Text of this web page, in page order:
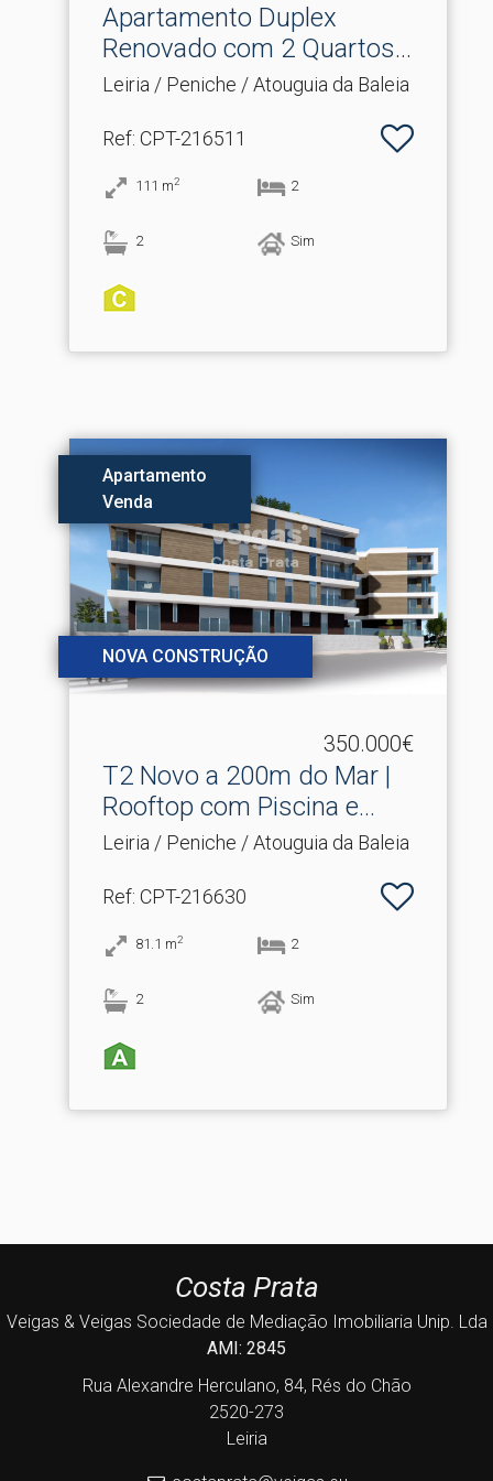
Apartamento Duplex
Renovado com 2 Quartos
e G.​..
Leiria / Peniche / Atouguia da Baleia
Ref: CPT-216511
111 m2 2
2 Sim
Apartamento
Venda
NOVA CONSTRUÇÃO
350.000€
T2 Novo a 200m do Mar |
Rooftop com Piscina e.​..
Leiria / Peniche / Atouguia da Baleia
Ref: CPT-216630
81.1 m2 2
2 Sim
Costa Prata
Veigas & Veigas Sociedade de Mediação Imobiliaria Unip. Lda
AMI: 2845
Rua Alexandre Herculano, 84, Rés do Chão
2520-273
Leiria